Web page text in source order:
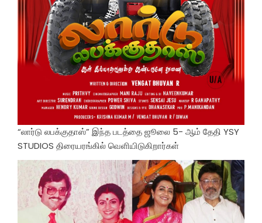
“லார்டு லபக்குதாஸ்” இந்த படத்தை ஜூலை 5- ஆம் தேதி YSY
STUDIOS திரையரங்கில் வெளியிடுகிறார்கள்